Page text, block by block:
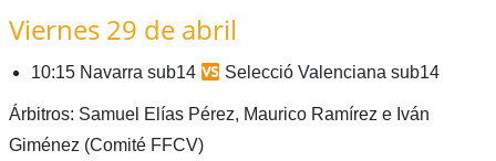
Viernes 29 de abril
10:15 Navarra sub14 Selecció Valenciana sub14
Árbitros: Samuel Elías Pérez, Maurico Ramírez e Iván
Giménez (Comité FFCV)